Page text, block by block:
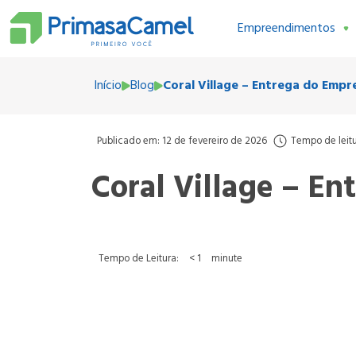
Empreendimentos
Início Blog Coral Village – Entrega do
Publicado em: 12 de fevereiro de 2026 Tempo de
Coral Village –
Tempo de Leitura: < 1 minute